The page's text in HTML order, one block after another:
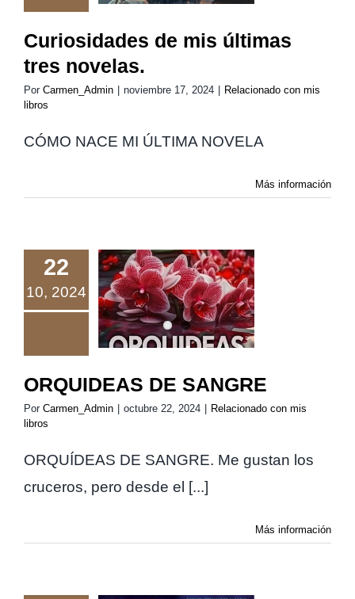
Curiosidades de mis últimas
tres novelas.
Por Carmen_Admin noviembre 17, 2024
Relacionado con mis
libros
CÓMO NACE MI ÚLTIMA NOVELA
Más información
22
10, 2024
ORQUIDEAS
DE SANGRE
ORQUIDEAS DE SANGRE
Por Carmen_Admin octubre 22, 2024
Relacionado con mis
libros
ORQUÍDEAS DE SANGRE. Me gustan los
cruceros, pero desde el [...]
Más información